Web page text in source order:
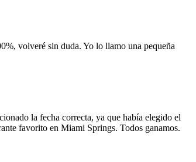
volveré sin duda. Yo lo llamo una pequeña
la fecha correcta, ya que había elegido el
favorito en Miami Springs. Todos ganamos.